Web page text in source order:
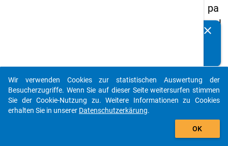
pa
nel
13
-
ers
clear
auto_stories
add_shopping_cart
Wir verwenden Cookies zur statistischen Auswertung der
Besucherzugriffe. Wenn Sie auf dieser Seite weitersurfen stimmen
Sie der Cookie-Nutzung zu. Weitere Informationen zu Cookies
erhalten Sie in unserer Datenschutzerkärung.
OK